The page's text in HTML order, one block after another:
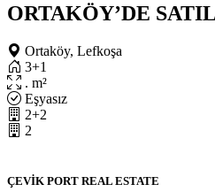
ORTAKÖY’DE
Ortaköy, Lefkoşa
3+1
. m²
Eşyasız
2+2
2
ÇEVİK PORT REAL ESTATE